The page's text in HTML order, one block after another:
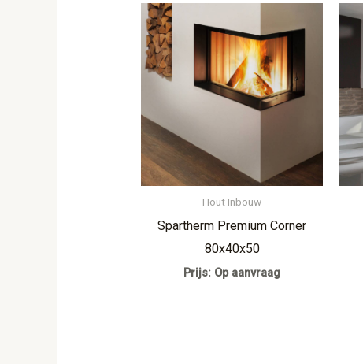
Hout Inbouw
Spartherm Premium Corner
80x40x50
Prijs: Op aanvraag